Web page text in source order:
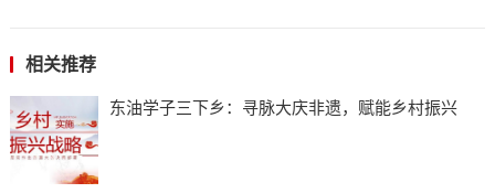
相关推荐
东油学子三下乡：寻脉大庆非遗，赋能乡村振兴